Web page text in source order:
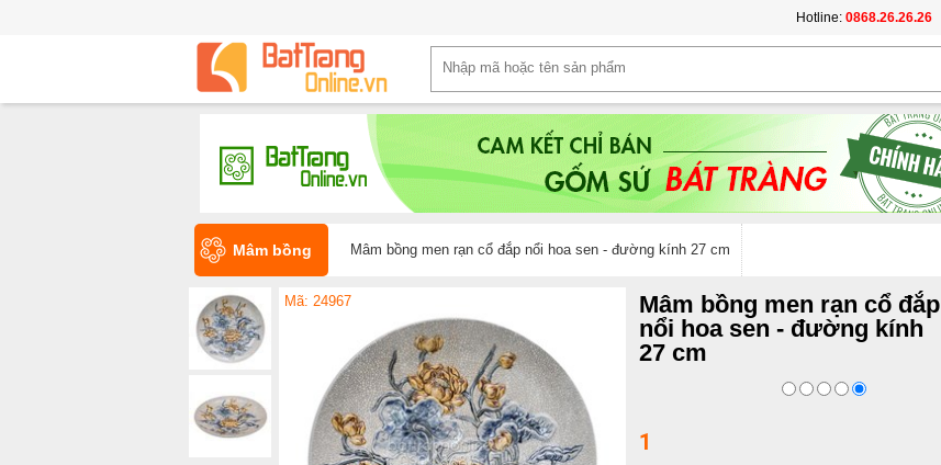
Hotline: 0868.26.26.26
Mâm bồng Mâm bồng men rạn cổ đắp nổi hoa sen - đường kính 27 cm
Mã: 24967
Mâm bồng men rạn cổ đắp
nổi hoa sen - đường kính
27 cm
1